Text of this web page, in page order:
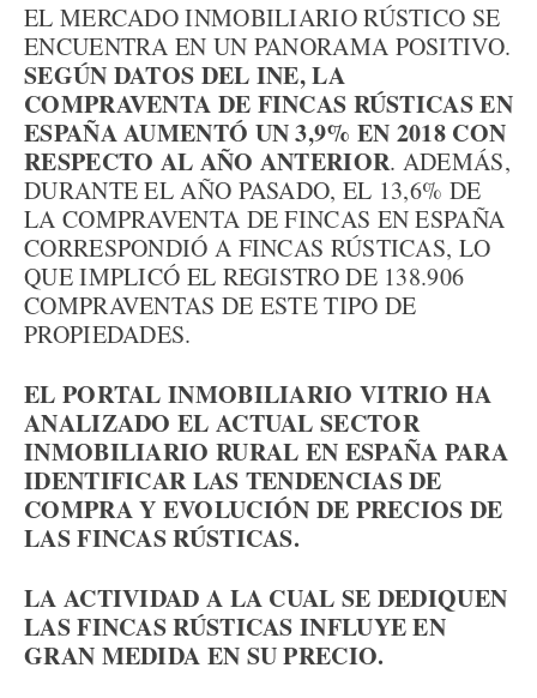
EL MERCADO INMOBILIARIO RÚSTICO SE
ENCUENTRA EN UN PANORAMA POSITIVO.
SEGÚN DATOS DEL INE, LA
COMPRAVENTA DE FINCAS RÚSTICAS EN
ESPAÑA AUMENTÓ UN 3,9% EN 2018 CON
RESPECTO AL AÑO ANTERIOR. ADEMÁS,
DURANTE EL AÑO PASADO, EL 13,6% DE
LA COMPRAVENTA DE FINCAS EN ESPAÑA
CORRESPONDIÓ A FINCAS RÚSTICAS, LO
QUE IMPLICÓ EL REGISTRO DE 138.906
COMPRAVENTAS DE ESTE TIPO DE
PROPIEDADES.
EL PORTAL INMOBILIARIO VITRIO HA
ANALIZADO EL ACTUAL SECTOR
INMOBILIARIO RURAL EN ESPAÑA PARA
IDENTIFICAR LAS TENDENCIAS DE
COMPRA Y EVOLUCIÓN DE PRECIOS DE
LAS FINCAS RÚSTICAS.
LA ACTIVIDAD A LA CUAL SE DEDIQUEN
LAS FINCAS RÚSTICAS INFLUYE EN
GRAN MEDIDA EN SU PRECIO.